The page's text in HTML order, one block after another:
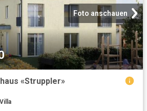
Foto anschauen
«Struppler»
Villa